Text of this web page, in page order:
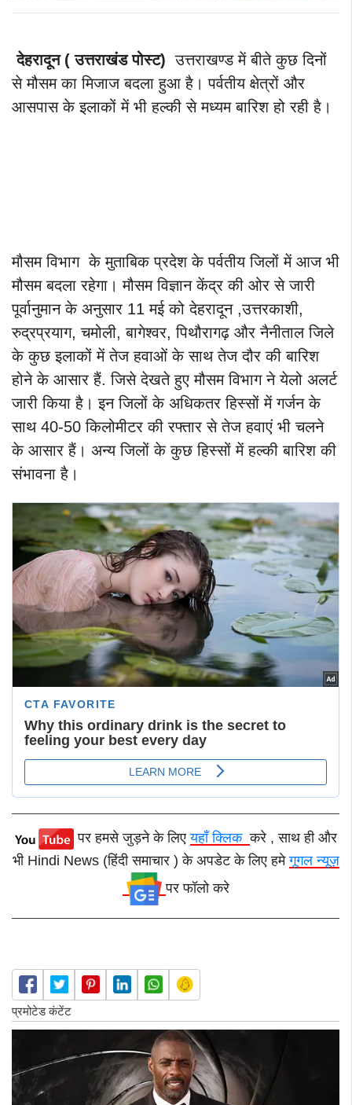
देहरादून ( उत्तराखंड पोस्ट) उत्तराखण्ड में बीते कुछ दिनों
से मौसम का मिजाज बदला हुआ है। पर्वतीय क्षेत्रों और
आसपास के इलाकों में भी हल्की से मध्यम बारिश हो रही है।
मौसम विभाग के मुताबिक प्रदेश के पर्वतीय जिलों में आज भी
मौसम बदला रहेगा। मौसम विज्ञान केंद्र की ओर से जारी
पूर्वानुमान के अनुसार 11 मई को देहरादून ,उत्तरकाशी,
रुद्रप्रयाग, चमोली, बागेश्वर, पिथौरागढ़ और नैनीताल जिले
के कुछ इलाकों में तेज हवाओं के साथ तेज दौर की बारिश
होने के आसार हैं. जिसे देखते हुए मौसम विभाग ने येलो अलर्ट
जारी किया है।इन जिलों के अधिकतर हिस्सों में गर्जन के
साथ 40-50 किलोमीटर की रफ्तार से तेज हवाएं भी चलने
के आसार हैं। अन्य जिलों के कुछ हिस्सों में हल्की बारिश की
संभावना है।
पर हमसे जुड़ने के लिएयहाँ क्लिककरे , साथ ही और
भी Hindi News (हिंदी समाचार ) के अपडेट के लिए हमेगूगल न्यूज़
पर फॉलो करे